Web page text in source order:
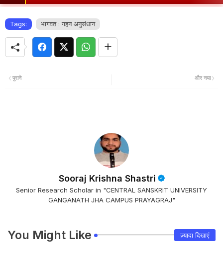
Tags: भागवत : गहन अनुसंधान
और नया
पुराने
Sooraj Krishna Shastri
Senior Research Scholar in "CENTRAL SANSKRIT UNIVERSITY
GANGANATH JHA CAMPUS PRAYAGRAJ"
You Might Like ज़्यादा दिखाएं